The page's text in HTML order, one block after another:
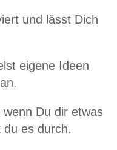
und lässt Dich
eigene Ideen
Du dir etwas
es durch.